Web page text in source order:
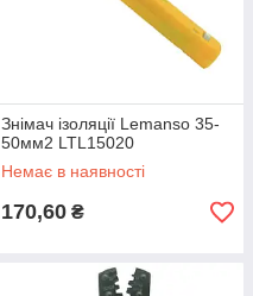
Знімач ізоляції Lemanso 35-
50мм2 LTL15020
Немає в наявності
170,60 ₴